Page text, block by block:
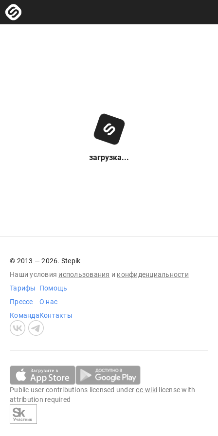
загрузка...
© 2013 — 2026. Stepik
Наши условия использования и конфиденциальности
Тарифы
Прессе
Команда
Помощь
О нас
Контакты
Public user contributions licensed undercc-wiki license with
attribution required